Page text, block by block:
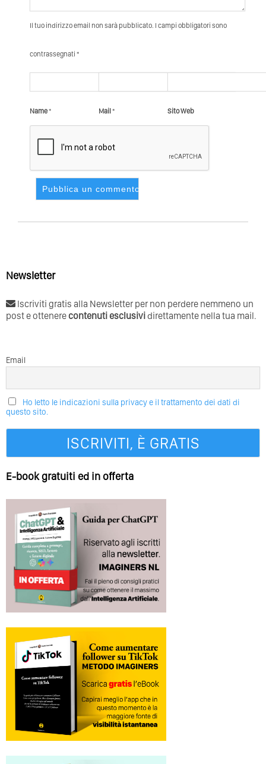
Il tuo indirizzo email non sarà pubblicato. I campi obbligatori sono
contrassegnati *
Name* Mail* Sito Web
Newsletter
Iscriviti gratis alla Newsletter per non perdere nemmeno un
post e ottenerecontenuti esclusividirettamente nella tua mail.
Email
Ho letto le indicazioni sulla privacy e il trattamento dei dati di
questo sito.
E-book gratuiti ed in offerta